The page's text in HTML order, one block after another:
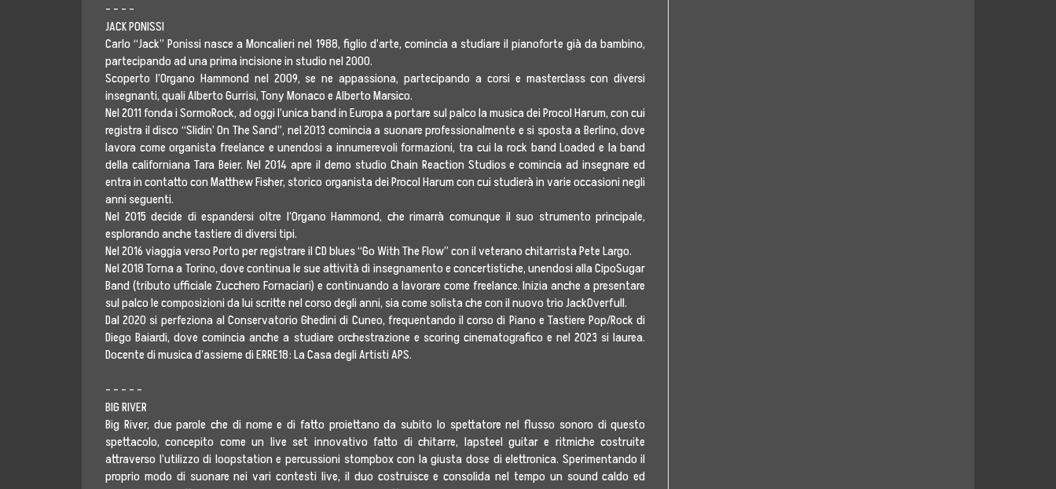
– – – –
JACK PONISSI
Carlo “Jack” Ponissi nasce a Moncalieri nel 1988, figlio d’arte, comincia a studiare il pianoforte già da bambino,
partecipando ad una prima incisione in studio nel 2000.
Scoperto l’Organo Hammond nel 2009, se ne appassiona, partecipando a corsi e masterclass con diversi
insegnanti, quali Alberto Gurrisi, Tony Monaco e Alberto Marsico.
Nel 2011 fonda i SormoRock, ad oggi l’unica band in Europa a portare sul palco la musica dei Procol Harum, con cui
registra il disco “Slidin’ On The Sand”, nel 2013 comincia a suonare professionalmente e si sposta a Berlino, dove
lavora come organista freelance e unendosi a innumerevoli formazioni, tra cui la rock band Loaded e la band
della californiana Tara Beier. Nel 2014 apre il demo studio Chain Reaction Studios e comincia ad insegnare ed
entra in contatto con Matthew Fisher, storico organista dei Procol Harum con cui studierà in varie occasioni negli
anni seguenti.
Nel 2015 decide di espandersi oltre l’Organo Hammond, che rimarrà comunque il suo strumento principale,
esplorando anche tastiere di diversi tipi.
Nel 2016 viaggia verso Porto per registrare il CD blues “Go With The Flow” con il veterano chitarrista Pete Largo.
Nel 2018 Torna a Torino, dove continua le sue attività di insegnamento e concertistiche, unendosi alla CipoSugar
Band (tributo ufficiale Zucchero Fornaciari) e continuando a lavorare come freelance. Inizia anche a presentare
sul palco le composizioni da lui scritte nel corso degli anni, sia come solista che con il nuovo trio JackOverfull.
Dal 2020 si perfeziona al Conservatorio Ghedini di Cuneo, frequentando il corso di Piano e Tastiere Pop/Rock di
Diego Baiardi, dove comincia anche a studiare orchestrazione e scoring cinematografico e nel 2023 si laurea.
Docente di musica d’assieme di ERRE18: La Casa degli Artisti APS.
– – – – –
BIG RIVER
Big River, due parole che di nome e di fatto proiettano da subito lo spettatore nel flusso sonoro di questo
spettacolo, concepito come un live set innovativo fatto di chitarre, lapsteel guitar e ritmiche costruite
attraverso l’utilizzo di loopstation e percussioni stompbox con la giusta dose di elettronica. Sperimentando il
proprio modo di suonare nei vari contesti live, il duo costruisce e consolida nel tempo un sound caldo ed